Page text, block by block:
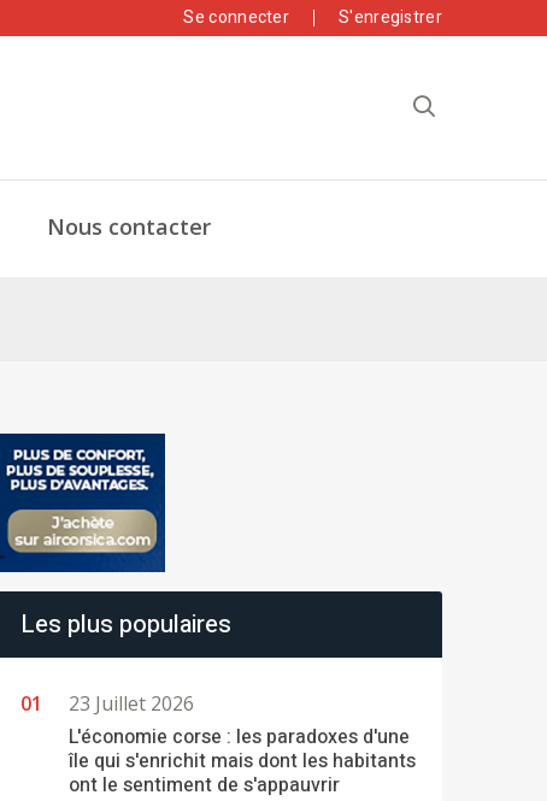
Se connecter S'enregistrer
Nous contacter
Les plus populaires
23 Juillet 2026
L'économie corse : les paradoxes d'une
île qui s'enrichit mais dont les habitants
ont le sentiment de s'appauvrir